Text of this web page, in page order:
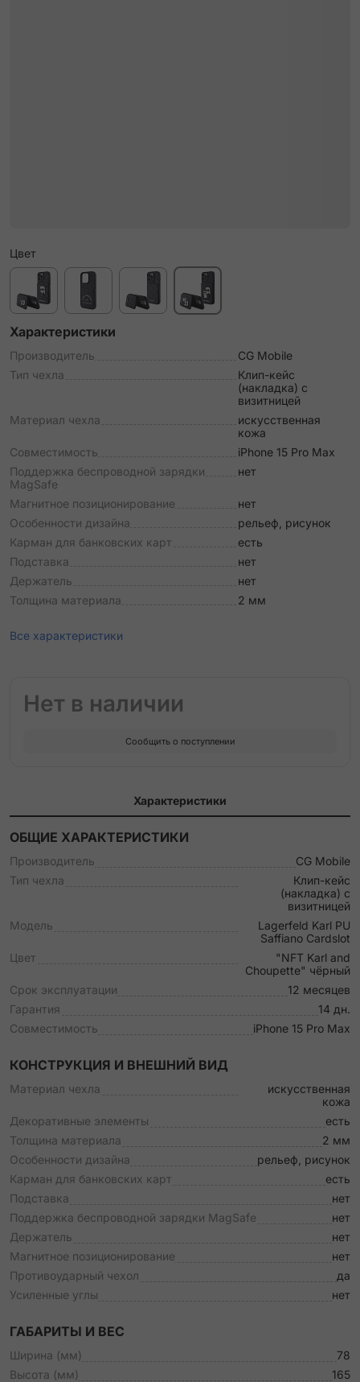
Цвет
Характеристики
Производитель
CG Mobile
Тип чехла
Клип-кейс
(накладка) с
визитницей
Материал чехла
искусственная
кожа
Совместимость
iPhone 15 Pro Max
Поддержка беспроводной зарядки
MagSafe
нет
Магнитное позиционирование
нет
Особенности дизайна
рельеф, рисунок
Карман для банковских карт
есть
Подставка
нет
Держатель
нет
Толщина материала
2 мм
Все характеристики
Нет в наличии
Сообщить о поступлении
Характеристики
ОБЩИЕ ХАРАКТЕРИСТИКИ
Производитель
CG Mobile
Тип чехла
Клип-кейс
(накладка) с
визитницей
Модель
Lagerfeld Karl PU
Saffiano Cardslot
Цвет
"NFT Karl and
Choupette" чёрный
Срок эксплуатации
12 месяцев
Гарантия
14 дн.
Совместимость
iPhone 15 Pro Max
КОНСТРУКЦИЯ И ВНЕШНИЙ ВИД
Материал чехла
искусственная
кожа
Декоративные элементы
есть
Толщина материала
2 мм
Особенности дизайна
рельеф, рисунок
Карман для банковских карт
есть
Подставка
нет
Поддержка беспроводной зарядки MagSafe
нет
Держатель
нет
Магнитное позиционирование
нет
Противоударный чехол
да
Усиленные углы
нет
ГАБАРИТЫ И ВЕС
Ширина (мм)
78
Высота (мм)
165